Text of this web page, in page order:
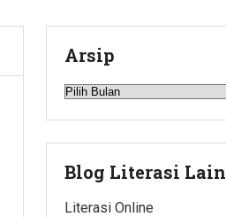
Arsip
Arsip
Blog Literasi Lain
Literasi Online